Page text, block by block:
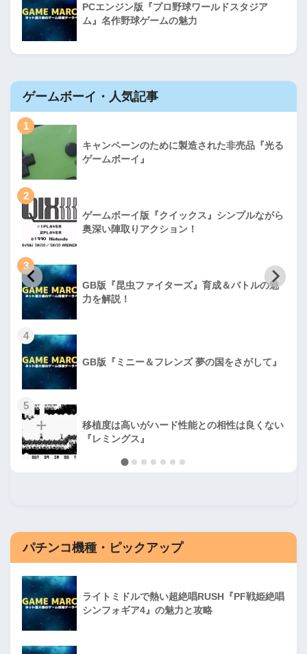
PCエンジン版『プロ野球ワールドスタジア
ム』名作野球ゲームの魅力
ゲームボーイ・人気記事
1
キャンペーンのために製造された非売品『光る
ゲームボーイ』
2
ゲームボーイ版『クイックス』シンプルながら
奥深い陣取りアクション！
3
GB版『昆虫ファイターズ』育成＆バトルの魅
力を解説！
4
GB版『ミニー＆フレンズ 夢の国をさがして』
5
移植度は高いがハード性能との相性は良くない
『レミングス』
パチンコ機種・ピックアップ
ライトミドルで熱い超絶唱RUSH『PF戦姫絶唱
シンフォギア4』の魅力と攻略